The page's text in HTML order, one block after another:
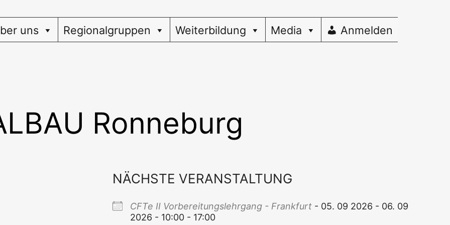
uns Regionalgruppen Weiterbildung Media Anmelden
Ronneburg
NÄCHSTE VERANSTALTUNG
CFTe II Vor­be­rei­tungs­lehr­gang - Frank­furt - 05. 09 2026 - 06. 09
2026 - 10:00 - 17:00